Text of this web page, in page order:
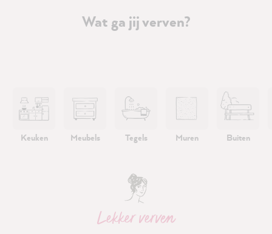
Wat ga jij verven?
Lekker verven
Keuken Meubels Tegels Muren Buiten